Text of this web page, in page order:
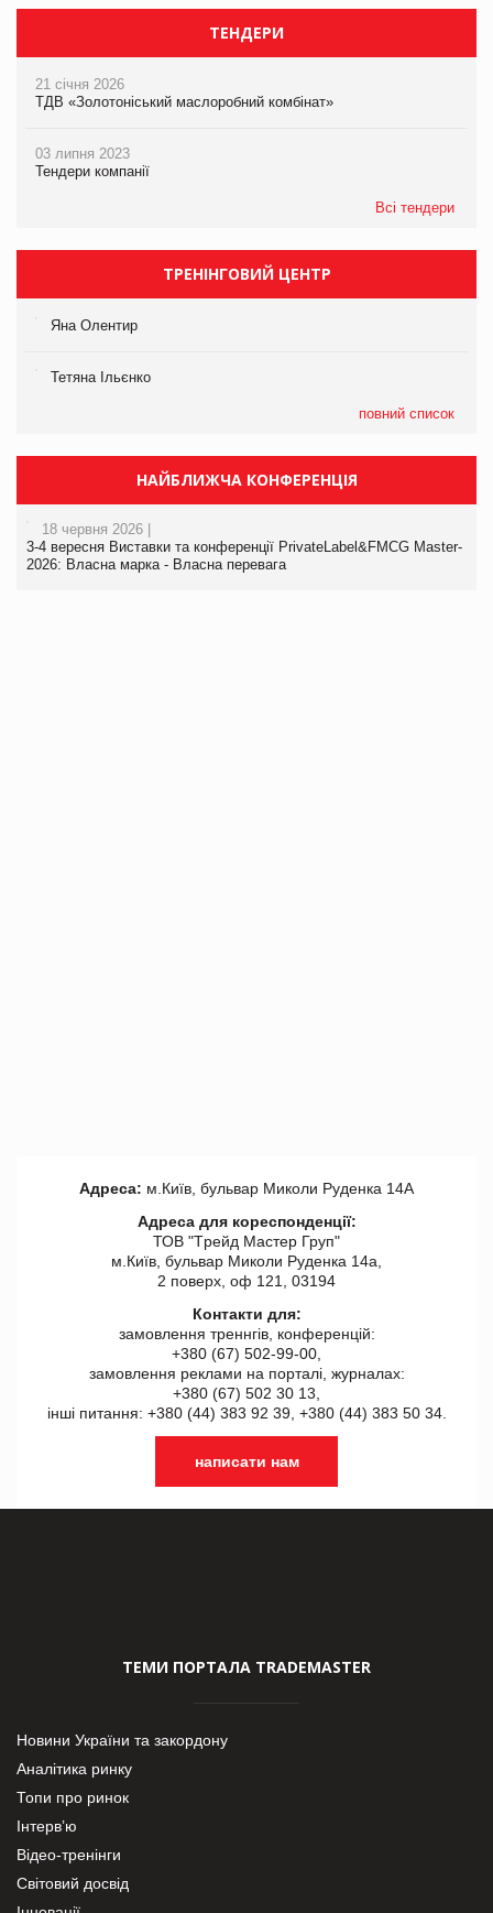
ТЕНДЕРИ
21 січня 2026
ТДВ «Золотоніський маслоробний комбінат»
03 липня 2023
Тендери компанії
Всі тендери
ТРЕНІНГОВИЙ ЦЕНТР
Яна Олентир
Тетяна Ільєнко
повний список
НАЙБЛИЖЧА КОНФЕРЕНЦІЯ
18 червня 2026 |
3-4 вересня Виставки та конференції PrivateLabel&FMCG Master-
2026: Власна марка - Власна перевага
Адреса: м.Київ, бульвар Миколи Руденка 14А
Адреса для кореспонденції:
ТОВ "Tрейд Мастер Груп"
м.Київ, бульвар Миколи Руденка 14а,
2 поверх, оф 121, 03194
Контакти для:
замовлення треннгів, конференцій:
+380 (67) 502-99-00,
замовлення реклами на порталі, журналах:
+380 (67) 502 30 13,
інші питання: +380 (44) 383 92 39, +380 (44) 383 50 34.
написати нам
ТЕМИ ПОРТАЛА TRADEMASTER
Новини України та закордону
Аналітика ринку
Топи про ринок
Інтерв’ю
Відео-тренінги
Світовий досвід